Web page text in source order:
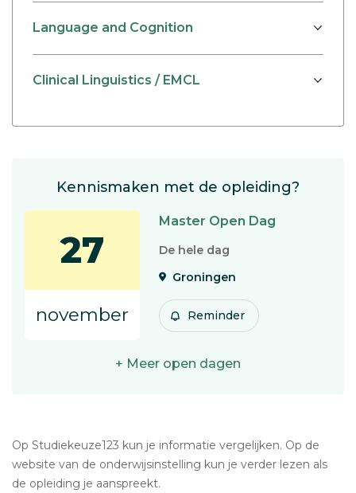
Language and Cognition
Clinical Linguistics / EMCL
Kennismaken met de opleiding?
27
november
Master Open Dag
De hele dag
Groningen
Reminder
+ Meer open dagen
Op Studiekeuze123 kun je informatie vergelijken. Op de
website van de onderwijsinstelling kun je verder lezen als
de opleiding je aanspreekt.